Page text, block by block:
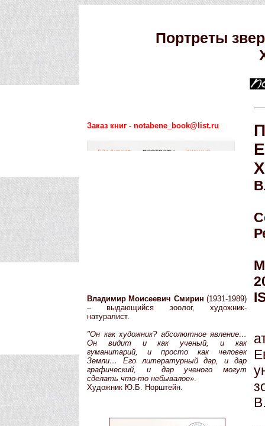
Портреты
Заказ книг - notabene_book@list.ru
Владимир Моисеевич Смирин (1931-1989)
– выдающийся зоолог, художник-
натуралист.
"Он как художник? абсолютное явление…
Он видит и как ученый, и как
гуманитарий, и просто как человек
Земли… Его литературный дар, и дар
графический, и дар ученого могут
сделать что-то небывалое».
Художник Ю.Б. Норштейн.